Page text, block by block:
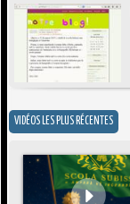
VIDÉOS LES PLUS RÉCENTES